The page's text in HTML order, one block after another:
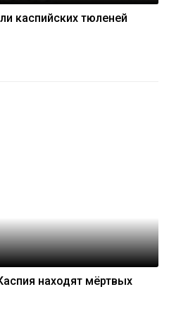
каспийских тюленей
находят мёртвых